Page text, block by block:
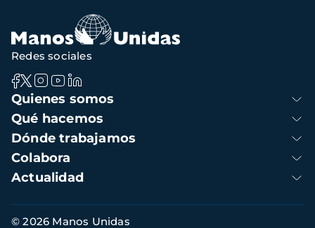
Navegación
principal
Quienes somos
Qué hacemos
Dónde trabajamos
Colabora
Actualidad
Redes sociales
Información
© 2026 Manos Unidas